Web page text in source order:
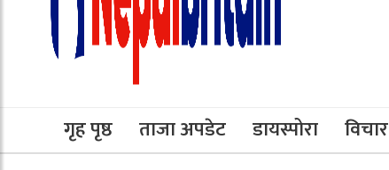
गृह पृष्ठ ताजा अपडेट डायस्पोरा विचार